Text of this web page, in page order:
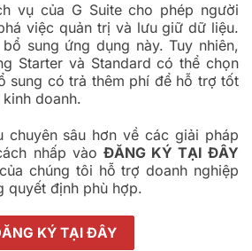
vụ của G Suite cho phép người
việc quản trị và lưu giữ dữ liệu.
sung ứng dụng này. Tuy nhiên,
Starter và Standard có thể chọn
sung có trả thêm phí để hỗ trợ tốt
doanh.
chuyên sâu hơn về các giải pháp
nhấp vào ĐĂNG KÝ TẠI ĐÂY
chúng tôi hỗ trợ doanh nghiệp
quyết định phù hợp.
KÝ TẠI ĐÂY